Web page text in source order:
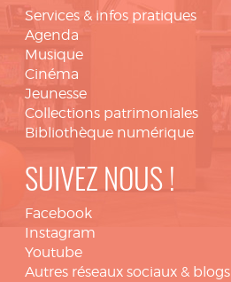
Services & infos pratiques
Agenda
Musique
Cinéma
Jeunesse
Collections patrimoniales
Bibliothèque numérique
SUIVEZ NOUS !
Facebook
Instagram
Youtube
Autres réseaux sociaux & blogs